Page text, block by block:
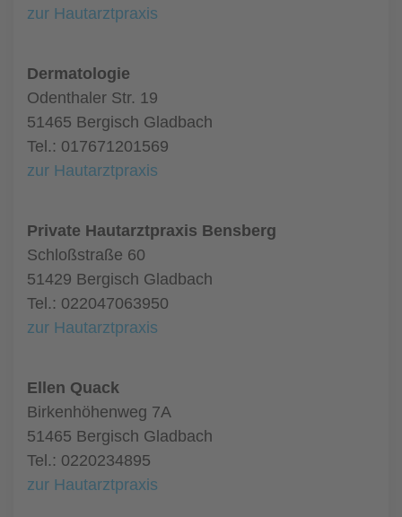
zur Hautarztpraxis
Dermatologie
Odenthaler Str. 19
51465 Bergisch Gladbach
Tel.: 017671201569
zur Hautarztpraxis
Private Hautarztpraxis Bensberg
Schloßstraße 60
51429 Bergisch Gladbach
Tel.: 022047063950
zur Hautarztpraxis
Ellen Quack
Birkenhöhenweg 7A
51465 Bergisch Gladbach
Tel.: 0220234895
zur Hautarztpraxis